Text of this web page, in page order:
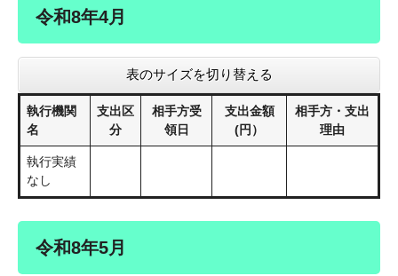
令和8年4月
表のサイズを切り替える
執行機関
名
支出区
分
相手方受
領日
支出金額
(円）
相手方・支出
理由
執行実績
なし
令和8年5月